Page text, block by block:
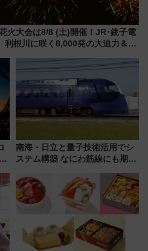
火大会は8/8 (土)開催！JR･銚子電
利根川に咲く8,000発の大迫力＆屋
南海・日立と量子技術活用でシ
ステム構築 なにわ筋線にも期待